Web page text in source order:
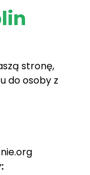
stronę,
do osoby z